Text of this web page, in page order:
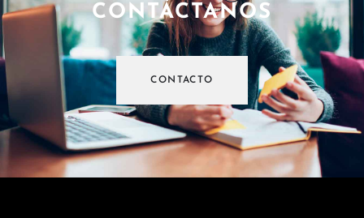
CONTÁCTANOS
CONTACTO